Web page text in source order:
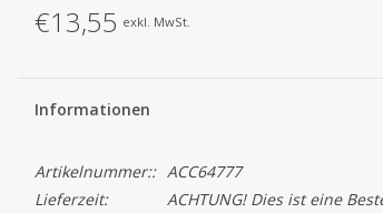
€13,55 exkl. MwSt.
Informationen
Artikelnummer:: ACC64777
Lieferzeit:
ACHTUNG! Dies ist eine